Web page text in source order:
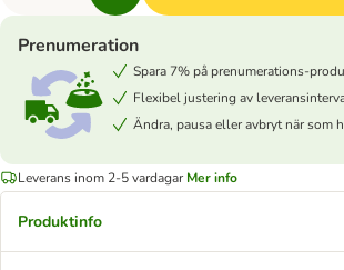
Prenumeration
Spara 7% på prenumerations-
Flexibel justering av
Ändra, pausa eller avbryt när som
Leverans inom 2-5 vardagar Mer info
Produktinfo